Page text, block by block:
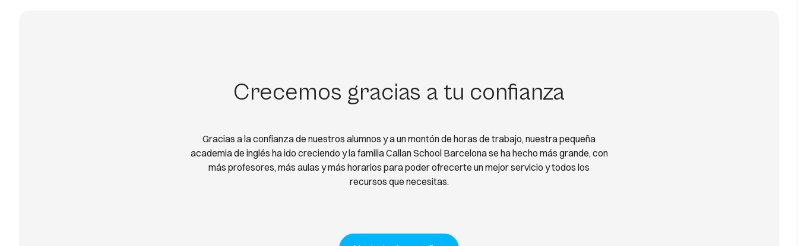
Crecemos gracias a tu confianza
Gracias a la confianza de nuestros alumnos y a un montón de horas de trabajo, nuestra pequeña
academia de inglés ha ido creciendo y la familia Callan School Barcelona se ha hecho más grande, con
más profesores, más aulas y más horarios para poder ofrecerte un mejor servicio y todos los
recursos que necesitas.